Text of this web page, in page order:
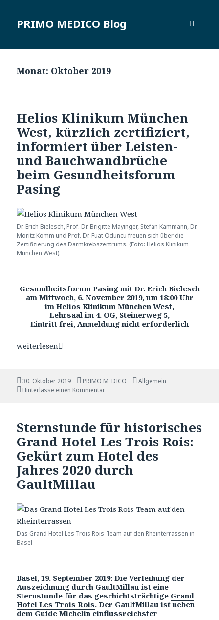
PRIMO MEDICO Blog
Monat: Oktober 2019
Helios Klinikum München
West, kürzlich zertifiziert,
informiert über Leisten-
und Bauchwandbrüche
beim Gesundheitsforum
Pasing
Dr. Erich Bielesch, Prof. Dr. Brigitte Mayinger, Stefan Kammann, Dr.
Moritz Komm und Prof. Dr. Fuat Oduncu freuen sich über die
Zertifizierung des Darmkrebszentrums. (Foto: Helios Klinikum
München West).
Gesundheitsforum Pasing mit Dr. Erich Bielesch
am Mittwoch, 6. November 2019, um 18:00 Uhr
im Helios Klinikum München West,
Lehrsaal im 4. OG, Steinerweg 5,
Eintritt frei, Anmeldung nicht erforderlich
Helios Klinikum München West, kürzlich zertifiziert,
weiterlesen
Veröffentlicht
am
30. Oktober 2019 Autor
PRIMO MEDICO Katgeorien
Allgemein
Hinterlasse einen Kommentar
Sternstunde für historisches
Grand Hotel Les Trois Rois:
Gekürt zum Hotel des
Jahres 2020 durch
GaultMillau
Das Grand Hotel Les Trois Rois-Team auf den Rheinterrassen in
Basel
Basel, 19. September 2019: Die Verleihung der
Auszeichnung durch GaultMillau ist eine
Sternstunde für das geschichtsträchtige Grand
Hotel Les Trois Rois. Der GaultMillau ist neben
dem Guide Michelin einflussreichster